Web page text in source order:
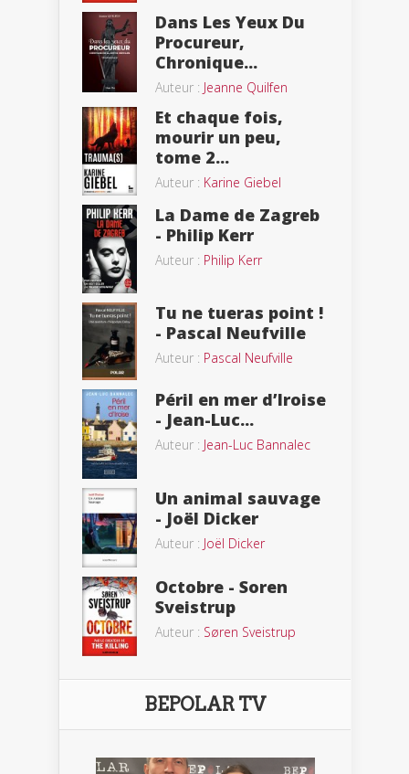
Dans Les Yeux Du
Procureur,
Chronique...
Auteur : Jeanne Quilfen
Et chaque fois,
mourir un peu,
tome 2...
Auteur : Karine Giebel
La Dame de Zagreb
- Philip Kerr
Auteur : Philip Kerr
Tu ne tueras point !
- Pascal Neufville
Auteur : Pascal Neufville
Péril en mer d’Iroise
- Jean-Luc...
Auteur : Jean-Luc Bannalec
Un animal sauvage
- Joël Dicker
Auteur : Joël Dicker
Octobre - Soren
Sveistrup
Auteur : Søren Sveistrup
BEPOLAR TV